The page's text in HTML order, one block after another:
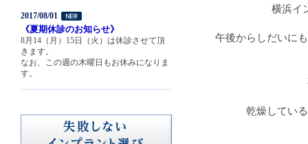
横浜イ
午後からしだいに
乾燥してい
2017/08/01
《夏期休診のお知らせ》
8月14（月）15日（火）は休診させて頂
きます。
なお、この週の木曜日もお休みになりま
す。